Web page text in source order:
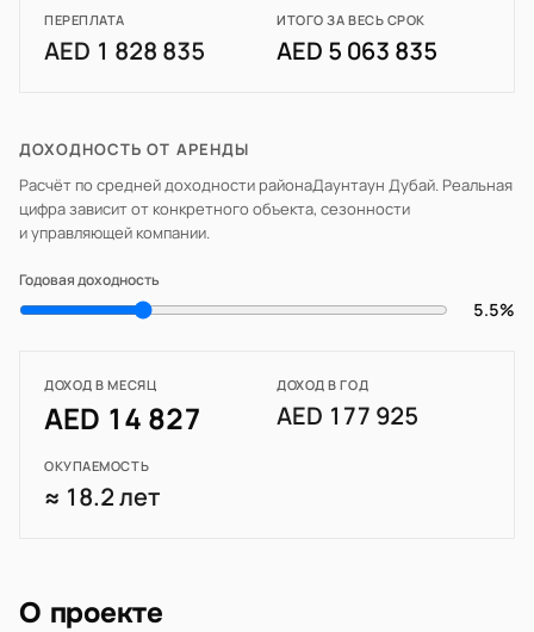
ПЕРЕПЛАТА
AED 1 828 835
ИТОГО ЗА ВЕСЬ СРОК
AED 5 063 835
ДОХОДНОСТЬ ОТ АРЕНДЫ
Расчёт по средней доходности районаДаунтаун Дубай. Реальная
цифра зависит от конкретного объекта, сезонности
и управляющей компании.
Годовая доходность
5.5%
ДОХОД В МЕСЯЦ
AED 14 827
ДОХОД В ГОД
AED 177 925
ОКУПАЕМОСТЬ
≈ 18.2 лет
О проекте